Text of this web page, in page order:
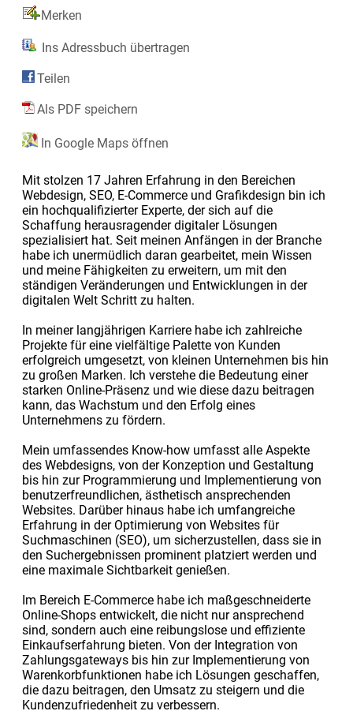
Merken
Ins Adressbuch übertragen
Teilen
Als PDF speichern
In Google Maps öffnen
Mit stolzen 17 Jahren Erfahrung in den Bereichen
Webdesign, SEO, E-Commerce und Grafikdesign bin ich
ein hochqualifizierter Experte, der sich auf die
Schaffung herausragender digitaler Lösungen
spezialisiert hat. Seit meinen Anfängen in der Branche
habe ich unermüdlich daran gearbeitet, mein Wissen
und meine Fähigkeiten zu erweitern, um mit den
ständigen Veränderungen und Entwicklungen in der
digitalen Welt Schritt zu halten.
In meiner langjährigen Karriere habe ich zahlreiche
Projekte für eine vielfältige Palette von Kunden
erfolgreich umgesetzt, von kleinen Unternehmen bis hin
zu großen Marken. Ich verstehe die Bedeutung einer
starken Online-Präsenz und wie diese dazu beitragen
kann, das Wachstum und den Erfolg eines
Unternehmens zu fördern.
Mein umfassendes Know-how umfasst alle Aspekte
des Webdesigns, von der Konzeption und Gestaltung
bis hin zur Programmierung und Implementierung von
benutzerfreundlichen, ästhetisch ansprechenden
Websites. Darüber hinaus habe ich umfangreiche
Erfahrung in der Optimierung von Websites für
Suchmaschinen (SEO), um sicherzustellen, dass sie in
den Suchergebnissen prominent platziert werden und
eine maximale Sichtbarkeit genießen.
Im Bereich E-Commerce habe ich maßgeschneiderte
Online-Shops entwickelt, die nicht nur ansprechend
sind, sondern auch eine reibungslose und effiziente
Einkaufserfahrung bieten. Von der Integration von
Zahlungsgateways bis hin zur Implementierung von
Warenkorbfunktionen habe ich Lösungen geschaffen,
die dazu beitragen, den Umsatz zu steigern und die
Kundenzufriedenheit zu verbessern.